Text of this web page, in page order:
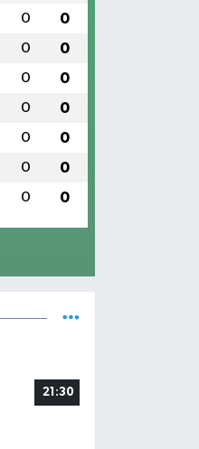
0 0
0 0
0 0
0 0
0 0
0 0
0 0
21:30